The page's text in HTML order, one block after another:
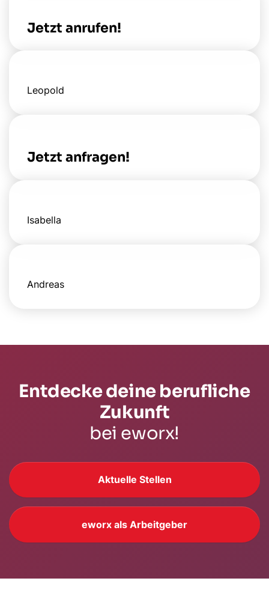
Jetzt anrufen!
Leopold
Jetzt anfragen!
Isabella
Andreas
Entdecke deine berufliche
Zukunft
bei eworx!
Aktuelle Stellen
eworx als Arbeitgeber